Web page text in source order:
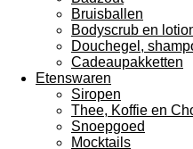
Bruisballen
Bodyscrub en
Douchegel,
Cadeaupakketten
Etenswaren
Siropen
Thee, Koffie en
Snoepgoed
Mocktails